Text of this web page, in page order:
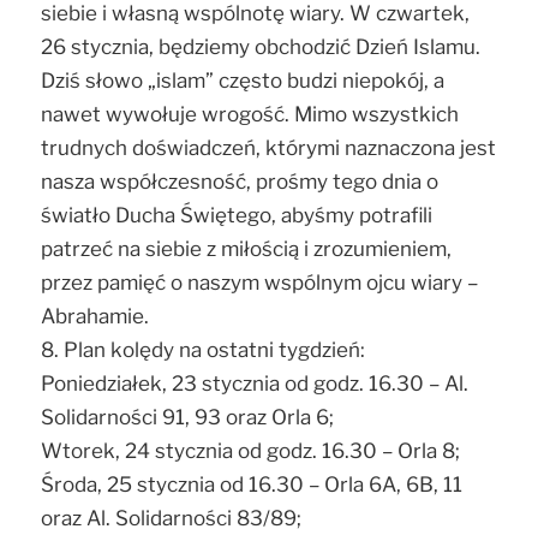
siebie i własną wspólnotę wiary. W czwartek,
26 stycznia, będziemy obchodzić Dzień Islamu.
Dziś słowo „islam” często budzi niepokój, a
nawet wywołuje wrogość. Mimo wszystkich
trudnych doświadczeń, którymi naznaczona jest
nasza współczesność, prośmy tego dnia o
światło Ducha Świętego, abyśmy potrafili
patrzeć na siebie z miłością i zrozumieniem,
przez pamięć o naszym wspólnym ojcu wiary –
Abrahamie.
8. Plan kolędy na ostatni tygdzień:
Poniedziałek, 23 stycznia od godz. 16.30 – Al.
Solidarności 91, 93 oraz Orla 6;
Wtorek, 24 stycznia od godz. 16.30 – Orla 8;
Środa, 25 stycznia od 16.30 – Orla 6A, 6B, 11
oraz Al. Solidarności 83/89;